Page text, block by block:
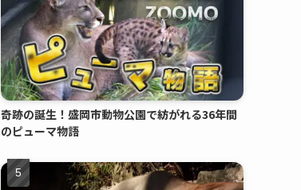
奇跡の誕生！盛岡市動物公園で紡がれる36年間
のピューマ物語